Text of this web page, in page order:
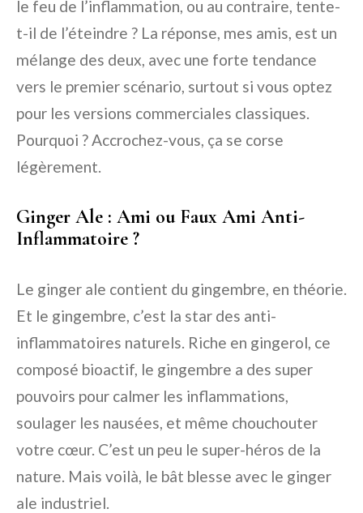
le feu de l’inflammation, ou au contraire, tente-
t-il de l’éteindre ? La réponse, mes amis, est un
mélange des deux, avec une forte tendance
vers le premier scénario, surtout si vous optez
pour les versions commerciales classiques.
Pourquoi ? Accrochez-vous, ça se corse
légèrement.
Ginger Ale : Ami ou Faux Ami Anti-
Inflammatoire ?
Le ginger ale contient du gingembre, en théorie.
Et le gingembre, c’est la star des anti-
inflammatoires naturels. Riche en gingerol, ce
composé bioactif, le gingembre a des super
pouvoirs pour calmer les inflammations,
soulager les nausées, et même chouchouter
votre cœur. C’est un peu le super-héros de la
nature. Mais voilà, le bât blesse avec le ginger
ale industriel.